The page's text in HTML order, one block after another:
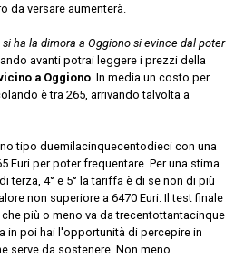
da versare aumenterà.
ha la dimora a Oggiono si evince dal poter
avanti potrai leggere i prezzi della
a Oggiono . In media un costo per
è tra 265, arrivando talvolta a
tipo duemilacinquecentodieci con una
Euri per poter frequentare. Per una stima
terza, 4° e 5° la tariffa è di se non di più
non superiore a 6470 Euri. Il test finale
più o meno va da trecentottantacinque
in poi hai l'opportunità di percepire in
serve da sostenere. Non meno